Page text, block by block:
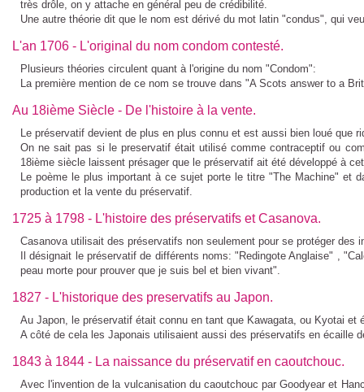
très drôle, on y attache en général peu de crédibilité.
Une autre théorie dit que le nom est dérivé du mot latin "condus", qui
L'an 1706 - L'original du nom condom contesté.
Plusieurs théories circulent quant à l'origine du nom "Condom":
La première mention de ce nom se trouve dans "A Scots answer to a
Au 18ième Siècle - De l'histoire à la vente.
Le préservatif devient de plus en plus connu et est aussi bien loué que
On ne sait pas si le preservatifétait utilisé comme contraceptif ou
18ième siècle laissent présager que le préservatif ait été développé à
Le poème le plus important à ce sujet porte le titre "The Machine" et
production et la vente du préservatif.
1725 à 1798 - L'histoire des préservatifs et Casanova.
Casanova utilisait des préservatifs non seulement pour se protéger des
Il désignait le préservatif de différents noms: "Redingote Anglaise" ,
peau morte pour prouver que je suis bel et bien vivant".
1827 - L'historique des preservatifs au Japon.
Au Japon, le préservatif était connu en tant que Kawagata, ou Kyotai et
A côté de cela les Japonais utilisaient aussi des préservatifs en écaille
1843 à 1844 - La naissance du préservatif en caoutchouc.
Avec l'invention de la vulcanisation du caoutchouc par Goodyear et